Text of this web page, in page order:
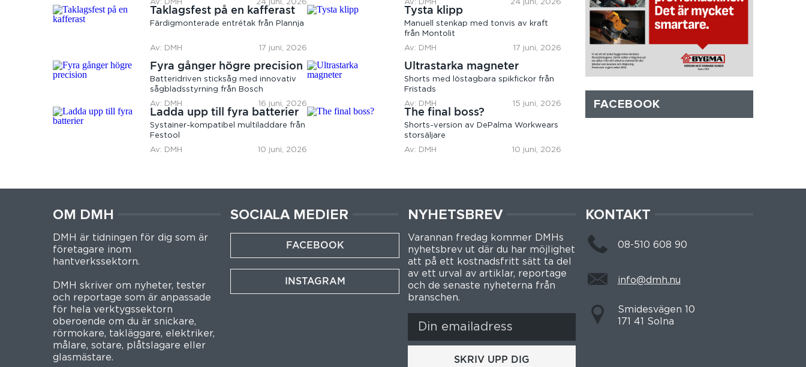
Av: DMH
24 juni, 2026
Av: DMH
24 juni, 2026
Taklagsfest på en kafferast
Färdigmonterade entrétak från Plannja
Av: DMH 17 juni, 2026
Tysta klipp
Manuell stenkap med tonvis av kraft
från Montolit
Av: DMH
17 juni, 2026
Fyra gånger högre precision
Batteridriven sticksåg med innovativ
sågbladsstyrning från Bosch
Av: DMH
16 juni, 2026
Ultrastarka magneter
Shorts med löstagbara spikfickor från
Fristads
Av: DMH
15 juni, 2026
Ladda upp till fyra batterier
Systainer-kompatibel multiladdare från
Festool
Av: DMH
10 juni, 2026
The final boss?
Shorts-version av DePalma Workwears
storsäljare
Av: DMH
10 juni, 2026
FACEBOOK
OM DMH
DMH är tidningen för dig som är
företagare inom
hantverkssektorn.
DMH skriver om nyheter, tester
och reportage som är anpassade
för hela verktygssektorn
oberoende om du är snickare,
rörmokare, takläggare, elektriker,
målare, sotare, plåtslagare eller
glasmästare.
SOCIALA MEDIER
FACEBOOK
INSTAGRAM
NYHETSBREV
Varannan fredag kommer DMHs
nyhetsbrev ut där du har möjlighet
att på ett kostnadsfritt sätt ta del
av ett urval av artiklar, reportage
och de senaste nyheterna från
branschen.
SKRIV UPP DIG
KONTAKT
08-510 608 90
info@dmh.nu
Smidesvägen 10
171 41 Solna